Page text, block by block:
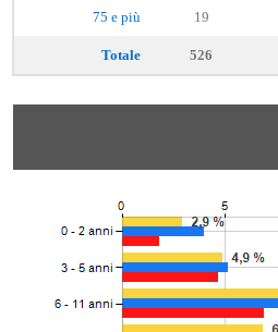
75 e più 19
Totale 526